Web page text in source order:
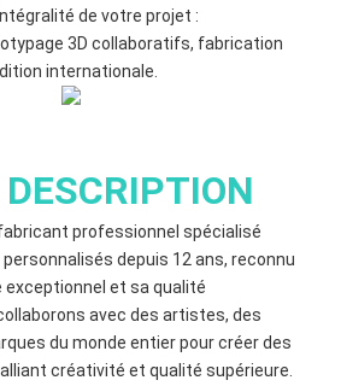
de votre projet :
3D collaboratifs, fabrication
internationale.
professionnel spécialisé
depuis 12 ans, reconnu
exceptionnel et sa qualité
avec des artistes, des
du monde entier pour créer des
créativité et qualité supérieure.